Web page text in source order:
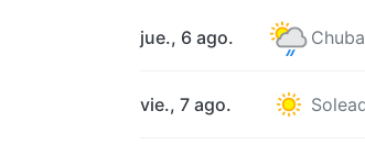
jue., 6 ago.
vie., 7 ago.